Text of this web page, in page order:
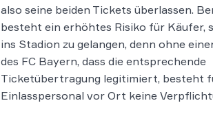
also seine beiden Tickets überlassen.
besteht ein erhöhtes Risiko für Käufer,
ins Stadion zu gelangen, denn ohne
des FC Bayern, dass die entsprechende
Ticketübertragung legitimiert, besteht
Einlasspersonal vor Ort keine